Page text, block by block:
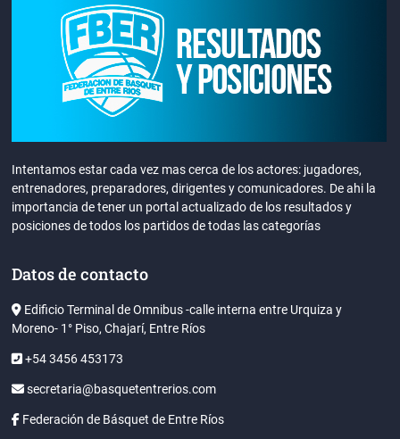
Intentamos estar cada vez mas cerca de los actores: jugadores,
entrenadores, preparadores, dirigentes y comunicadores. De ahi la
importancia de tener un portal actualizado de los resultados y
posiciones de todos los partidos de todas las categorías
Datos de contacto
Edificio Terminal de Omnibus -calle interna entre Urquiza y
Moreno- 1° Piso, Chajarí, Entre Ríos
+54 3456 453173
secretaria@basquetentrerios.com
Federación de Básquet de Entre Ríos